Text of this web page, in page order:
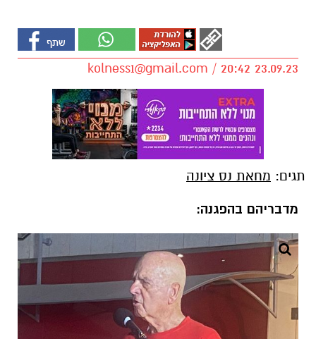
kolness1@gmail.com / 20:42 23.09.23
תגים: מחאת נס ציונה
מדבריהם בהפגנה: